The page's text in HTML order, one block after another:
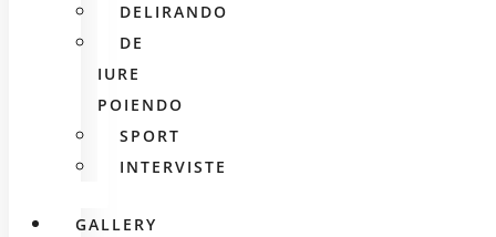
DELIRANDO
DE
IURE
POIENDO
SPORT
INTERVISTE
GALLERY